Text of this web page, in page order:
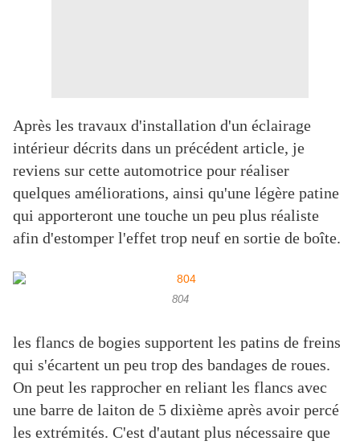
Après les travaux d'installation d'un éclairage
intérieur décrits dans un précédent article, je
reviens sur cette automotrice pour réaliser
quelques améliorations, ainsi qu'une légère patine
qui apporteront une touche un peu plus réaliste
afin d'estomper l'effet trop neuf en sortie de boîte.
804
les flancs de bogies supportent les patins de freins
qui s'écartent un peu trop des bandages de roues.
On peut les rapprocher en reliant les flancs avec
une barre de laiton de 5 dixième après avoir percé
les extrémités. C'est d'autant plus nécessaire que